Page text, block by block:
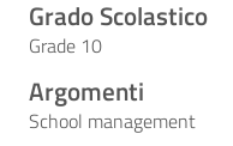
Grado Scolastico
Grade 10
Argomenti
School management